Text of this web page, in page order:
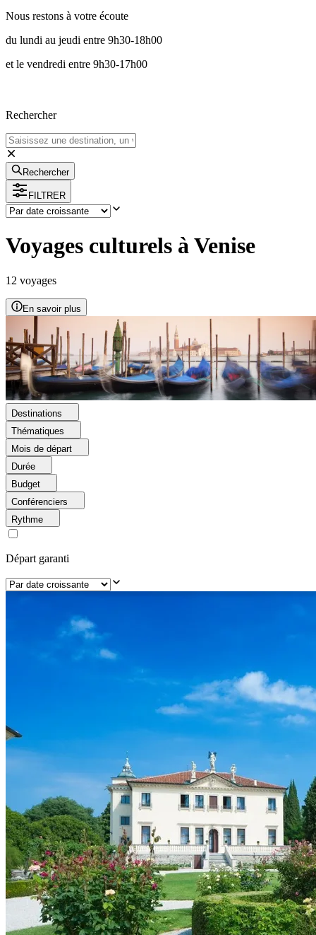
Nous restons à votre écoute
du lundi au jeudi entre 9h30-18h00
et le vendredi entre 9h30-17h00
Rechercher
Rechercher
FILTRER
Voyages culturels à Venise
12 voyages
En savoir plus
Destinations
Thématiques
Mois de départ
Durée
Budget
Conférenciers
Rythme
Départ garanti